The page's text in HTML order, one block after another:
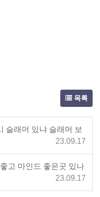
목록
슬래머 있냐 슬래머 보
23.09.17
고 마인드 좋은곳 있나
23.09.17